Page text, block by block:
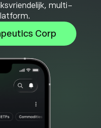
multi-
Corp